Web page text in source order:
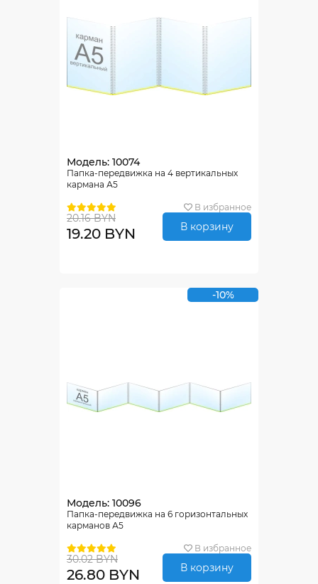
Модель: 10074
Папка-передвижка на 4 вертикальных
кармана А5
В избранное
20.16 BYN
19.20 BYN В корзину
-10%
Модель: 10096
Папка-передвижка на 6 горизонтальных
карманов А5
В избранное
30.02 BYN
26.80 BYN В корзину